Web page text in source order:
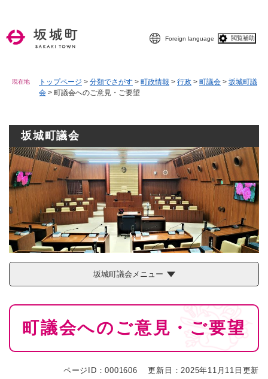
Foreign language 閲覧補助
現在地 トップページ > 分類でさがす > 町政情報 > 行政 > 町議会 > 坂城町議
会 > 町議会へのご意見・ご要望
坂城町議会
坂城町議会メニュー
本
町議会へのご意見・ご要望
ページID：0001606 更新日：2025年11月11日更新